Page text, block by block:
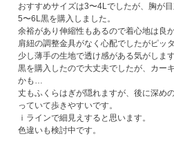
おすすめサイズは3〜4Lでしたが、胸が
5〜6L黒を購入しました。
余裕があり伸縮性もあるので着心地は良か
肩紐の調整金具がなく心配でしたがピッタ
少し薄手の生地で透け感がある気がします
黒を購入したので大丈夫でしたが、カー
かも…
丈もふくらはぎが隠れますが、後に深め
っていて歩きやすいです。
ｉラインで細見えすると思います。